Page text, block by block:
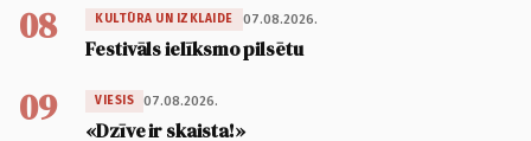
08 KULTŪRA UN IZKLAIDE 07.08.2026.
Festivāls ielīksmo pilsētu
09 VIESIS 07.08.2026.
«Dzīve ir skaista!»